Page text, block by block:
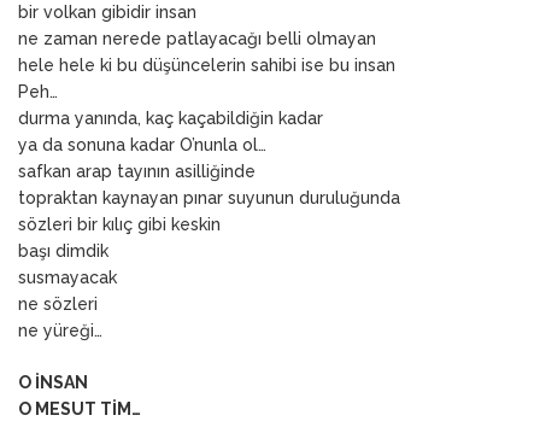
bir volkan gibidir insan
ne zaman nerede patlayacağı belli olmayan
hele hele ki bu düşüncelerin sahibi ise bu insan
Peh…
durma yanında, kaç kaçabildiğin kadar
ya da sonuna kadar O’nunla ol…
safkan arap tayının asilliğinde
topraktan kaynayan pınar suyunun duruluğunda
sözleri bir kılıç gibi keskin
başı dimdik
susmayacak
ne sözleri
ne yüreği…
O İNSAN
O MESUT TİM…